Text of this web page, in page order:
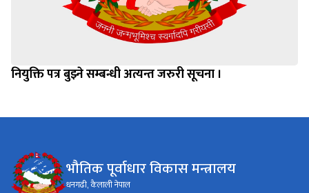
नियुक्ति पत्र बुझ्ने सम्बन्धी अत्यन्त जरुरी सूचना ।
भौतिक पूर्वाधार विकास मन्त्रालय
धनगढी, कैलाली नेपाल